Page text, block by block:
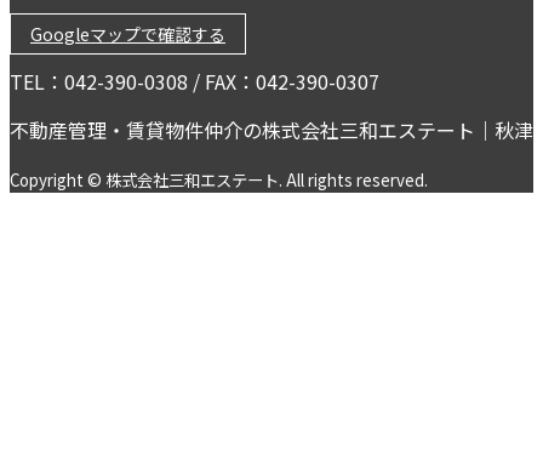
Googleマップで確認する
TEL：042-390-0308 / FAX：042-390-0307
不動産管理・賃貸物件仲介の株式会社三和エステート｜秋
Copyright © 株式会社三和エステート. All rights reserved.